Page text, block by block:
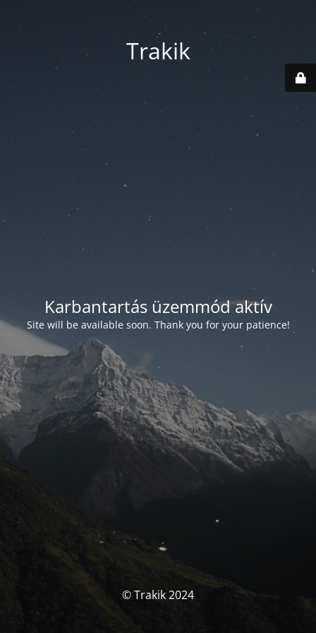
Trakik
Karbantartás üzemmód aktív
Site will be available soon. Thank you for your patience!
© Trakik 2024